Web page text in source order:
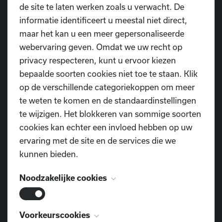
Wil jij ook starten met recreatief
dansen?
Recreatief dansen is niet alleen bedoeld voor
beginners of mensen die puur voor het plezier dansen.
Ook dansers met een hoger technisch niveau kunnen
perfect terecht in een recreatief kader, zonder dat daar
competitie aan te pas hoeft te komen. Bij Dansschool
D.I.O.P. bieden we daarom recreatieve lessen aan op
verschillende niveaus: Open, Next, High en
Masterclass. Dit maakt het mogelijk om jezelf
choreografieën aan te leren en intensief te trainen,
allemaal zonder competitiedruk.
Iedereen is welkom, ongeacht ervaring of ambitie. Wat
de site te laten werken zoals u verwacht. De
informatie identificeert u meestal niet direct,
maar het kan u een meer gepersonaliseerde
webervaring geven. Omdat we uw recht op
privacy respecteren, kunt u ervoor kiezen
bepaalde soorten cookies niet toe te staan. Klik
op de verschillende categoriekoppen om meer
te weten te komen en de standaardinstellingen
te wijzigen. Het blokkeren van sommige soorten
cookies kan echter een invloed hebben op uw
ervaring met de site en de services die we
kunnen bieden.
Noodzakelijke cookies
Deze cookies zijn noodzakelijk voor het
Voorkeurscookies